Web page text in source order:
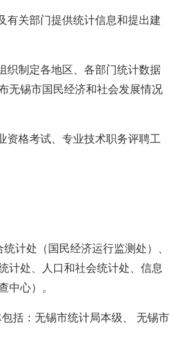
关部门提供统计信息和提出建
制定各地区、各部门统计数据
无锡市国民经济和社会发展情况
格考试、专业技术职务评聘工
计处（国民经济运行监测处）、
计处、人口和社会统计处、信息
中心）。
括：无锡市统计局本级、 无锡市